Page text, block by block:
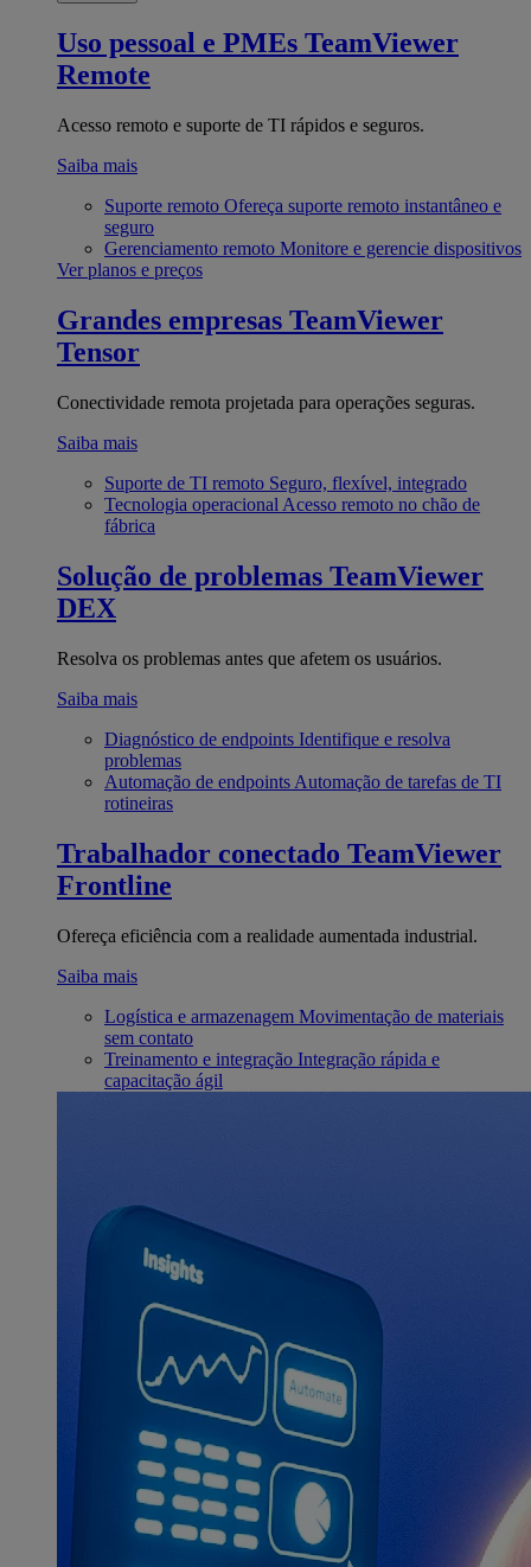
Uso pessoal e PMEs TeamViewer
Remote
Acesso remoto e suporte de TI rápidos e seguros.
Saiba mais
Suporte remoto Ofereça suporte remoto instantâneo e
seguro
Gerenciamento remoto Monitore e gerencie dispositivos
Ver planos e preços
Grandes empresas TeamViewer
Tensor
Conectividade remota projetada para operações seguras.
Saiba mais
Suporte de TI remoto Seguro, flexível, integrado
Tecnologia operacional Acesso remoto no chão de
fábrica
Solução de problemas TeamViewer
DEX
Resolva os problemas antes que afetem os usuários.
Saiba mais
Diagnóstico de endpoints Identifique e resolva
problemas
Automação de endpoints Automação de tarefas de TI
rotineiras
Trabalhador conectado TeamViewer
Frontline
Ofereça eficiência com a realidade aumentada industrial.
Saiba mais
Logística e armazenagem Movimentação de materiais
sem contato
Treinamento e integração Integração rápida e
capacitação ágil